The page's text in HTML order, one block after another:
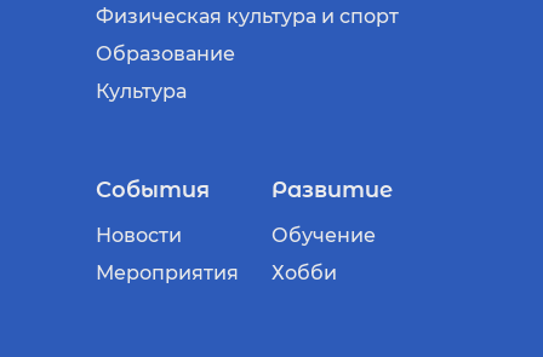
Физическая культура и спорт
Образование
Культура
События
Новости
Мероприятия
Развитие
Обучение
Хобби